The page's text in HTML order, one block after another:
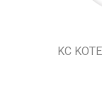
KC